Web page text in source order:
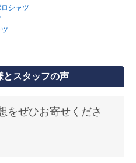
シャツ
とスタッフの声
をぜひお寄せくださ